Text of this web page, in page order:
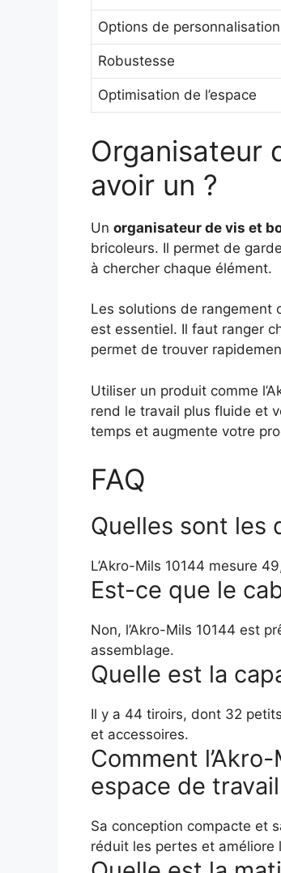
Options de personnalisation
Robustesse
Optimisation de l’espace
Organisateur
avoir un ?
Un organisateur de vis et
bricoleurs. Il permet de
à chercher chaque élément.
Les solutions de rangement
est essentiel. Il faut ranger
permet de trouver
Utiliser un produit comme
rend le travail plus fluide et
temps et augmente votre
FAQ
Quelles sont les
L’Akro-Mils 10144 mesure
Est-ce que le
Non, l’Akro-Mils 10144 est
assemblage.
Quelle est la
Il y a 44 tiroirs, dont 32
et accessoires.
Comment
espace de
Sa conception compacte et
réduit les pertes et améliore